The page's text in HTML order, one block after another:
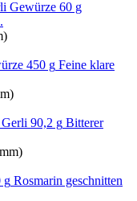
Feine klare
Bitterer
Rosmarin geschnitten